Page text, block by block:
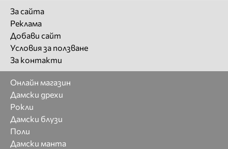
За сайта
Реклама
Добави сайт
Условия за ползване
За контакти
Онлайн магазин
Дамски дрехи
Рокли
Дамски блузи
Поли
Дамски манта